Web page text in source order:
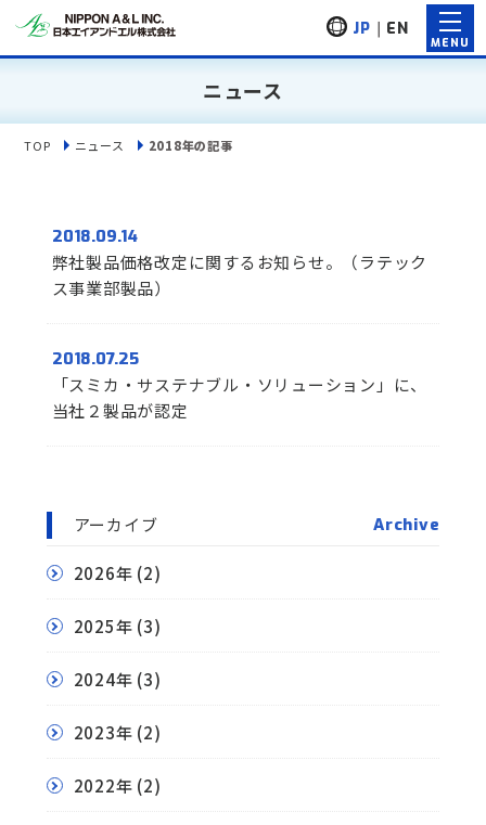
JP ｜ EN
ニュース
TOP ニュース 2018年の記事
2018.09.14
弊社製品価格改定に関するお知らせ。（ラテック
ス事業部製品）
2018.07.25
「スミカ・サステナブル・ソリューション」に、
当社２製品が認定
アーカイブ Archive
2026年 (2)
2025年 (3)
2024年 (3)
2023年 (2)
2022年 (2)